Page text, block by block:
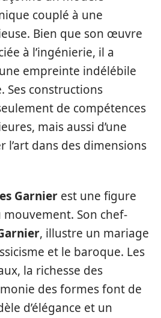
couplé à une
Bien que son œuvre
à l’ingénierie, il a
empreinte indélébile
Ses constructions
de compétences
mais aussi d’une
l’art dans des dimensions
Garnier est une figure
Son chef-
, illustre un mariage
et le baroque. Les
la richesse des
des formes font de
d’élégance et un